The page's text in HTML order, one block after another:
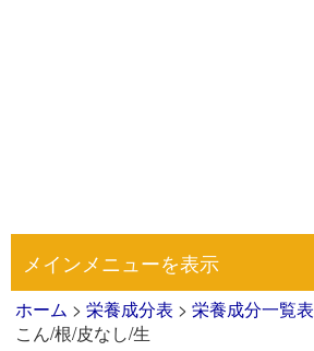
メインメニューを表示
ホーム > 栄養成分表 > 栄養成分一覧表
こん/根/皮なし/生